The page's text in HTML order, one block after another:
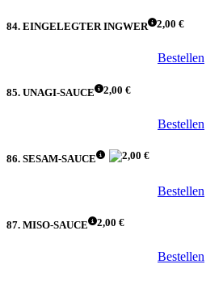
84. EINGELEGTER INGWER 2,00 €
Bestellen
85. UNAGI-SAUCE 2,00 €
Bestellen
86. SESAM-SAUCE 2,00 €
Bestellen
87. MISO-SAUCE 2,00 €
Bestellen